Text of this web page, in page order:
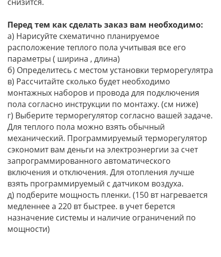
Перед тем как сделать заказ вам необходимо:
а) Нарисуйте схематично планируемое
расположение теплого пола учитывая все его
параметры ( ширина , длина)
б) Определитесь с местом установки терморегулятра
в) Рассчитайте сколько будет необходимо
монтажных наборов и провода для подключения
пола согласно инструкции по монтажу. (см ниже)
г) Выберите терморегулятор согласно вашей задаче.
Для теплого пола можно взять обычный
механический. Программируемый терморегулятор
сэкономит вам деньги на электроэнергии за счет
запрограммированного автоматического
включения и отключения. Для отопления лучше
взять программируемый с датчиком воздуха.
д) подберите мощность пленки. (150 вт нагревается
медленнее а 220 вт быстрее. в учет берется
назначение системы и наличие ограничений по
мощности)